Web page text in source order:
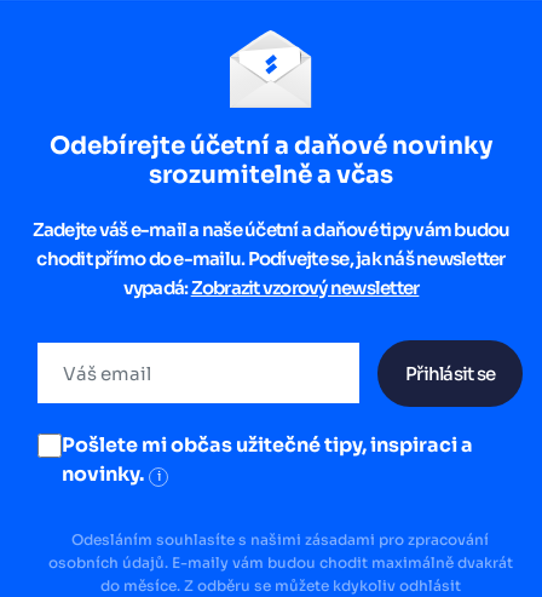
Odebírejte účetní a daňové novinky
srozumitelně a včas
Zadejte váš e-mail a naše účetní a daňové tipy vám budou
chodit přímo do e-mailu. Podívejte se, jak náš newsletter
vypadá:Zobrazit vzorový newsletter
Přihlásit se
Pošlete mi občas užitečné tipy, inspiraci a
novinky.
i
Odesláním souhlasíte s našimi zásadami pro zpracování
osobních údajů. E-maily vám budou chodit maximálně dvakrát
do měsíce. Z odběru se můžete kdykoliv odhlásit